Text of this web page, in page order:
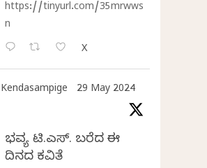
https://tinyurl.com/35mrwws
n
X
Kendasampige 29 May 2024
ಭವ್ಯ ಟಿ.ಎಸ್. ಬರೆದ ಈ
ದಿನದ ಕವಿತೆ